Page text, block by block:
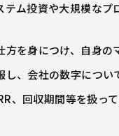
ャリアデザイン研修
研修 アセスメント
段取り・計画 業
セルフマネジメン
ム投資や大規模な
を身につけ、自身の
、会社の数字につ
、回収期間等を扱っ